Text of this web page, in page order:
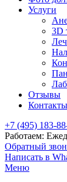
Услуги
3D
Отзывы
Контакты
+7 (495) 183-
Работаем:
Обратный
Написать в
Меню